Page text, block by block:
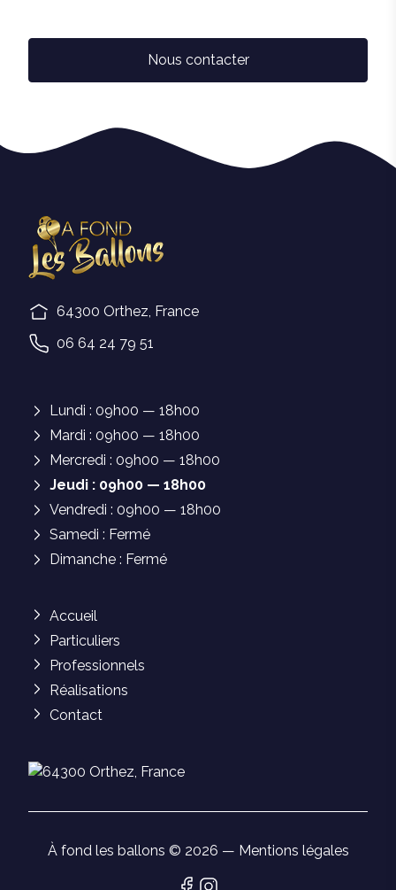
Nous contacter
64300 Orthez, France
06 64 24 79 51
Lundi : 09h00 — 18h00
Mardi : 09h00 — 18h00
Mercredi : 09h00 — 18h00
Jeudi : 09h00 — 18h00
Vendredi : 09h00 — 18h00
Samedi : Fermé
Dimanche : Fermé
Accueil
Particuliers
Professionnels
Réalisations
Contact
À fond les ballons © 2026 — Mentions légales